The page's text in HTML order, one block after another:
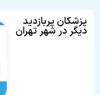
پزشکان پربازدید
دیگر در شهر تهران